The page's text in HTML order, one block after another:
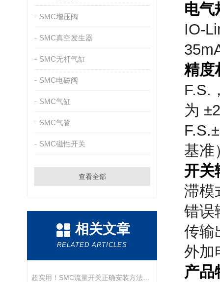
SMC增压阀
SMC真空发生器
SMC无杆气缸
SMC电磁阀
SMC气缸
SMC气管
SMC磁性开关
查看全部
相关文章
RELATED ARTICLES
超实用！SMC流量开关正确安装方法全攻略
电气
IO-
精度
F.S.
为
基准
开关
滞模
错误
传输
外加
产品